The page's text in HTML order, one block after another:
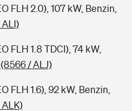
FLH 2.0), 107 kW, Benzin,
FLH 1.8 TDCI), 74 kW,
(8566 / ALJ)
FLH 1.6), 92 kW, Benzin,